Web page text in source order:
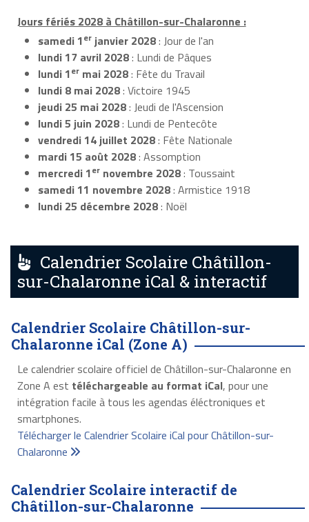
Jours fériés 2028 à Châtillon-sur-Chalaronne :
samedi 1er janvier 2028: Jour de l'an
lundi 17 avril 2028: Lundi de Pâques
lundi 1er mai 2028: Fête du Travail
lundi 8 mai 2028: Victoire 1945
jeudi 25 mai 2028: Jeudi de l'Ascension
lundi 5 juin 2028: Lundi de Pentecôte
vendredi 14 juillet 2028: Fête Nationale
mardi 15 août 2028: Assomption
mercredi 1er novembre 2028: Toussaint
samedi 11 novembre 2028: Armistice 1918
lundi 25 décembre 2028: Noël
Calendrier Scolaire Châtillon-
sur-Chalaronne iCal & interactif
Calendrier Scolaire Châtillon-sur-
Chalaronne iCal (Zone A)
Le calendrier scolaire officiel de Châtillon-sur-Chalaronne en
Zone A est téléchargeable au format iCal, pour une
intégration facile à tous les agendas éléctroniques et
smartphones.
Télécharger le Calendrier Scolaire iCal pour Châtillon-sur-
Chalaronne
Calendrier Scolaire interactif de
Châtillon-sur-Chalaronne